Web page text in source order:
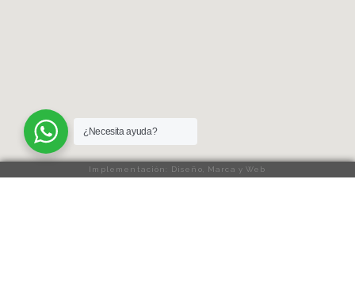
¿Necesita ayuda?
Implementación: Diseño, Marca y Web